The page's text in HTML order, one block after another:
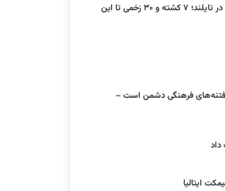
جزئیات تیراندازی در مدرسه‌ای در تایلند؛ ۷ کشته و ۳۰ زخمی تا این
فتنه‌های فرهنگی دشمن است –
داد
ایتالیا